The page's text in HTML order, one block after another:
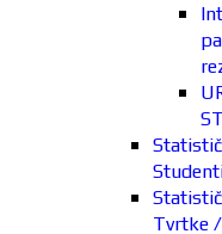
Tvrtke